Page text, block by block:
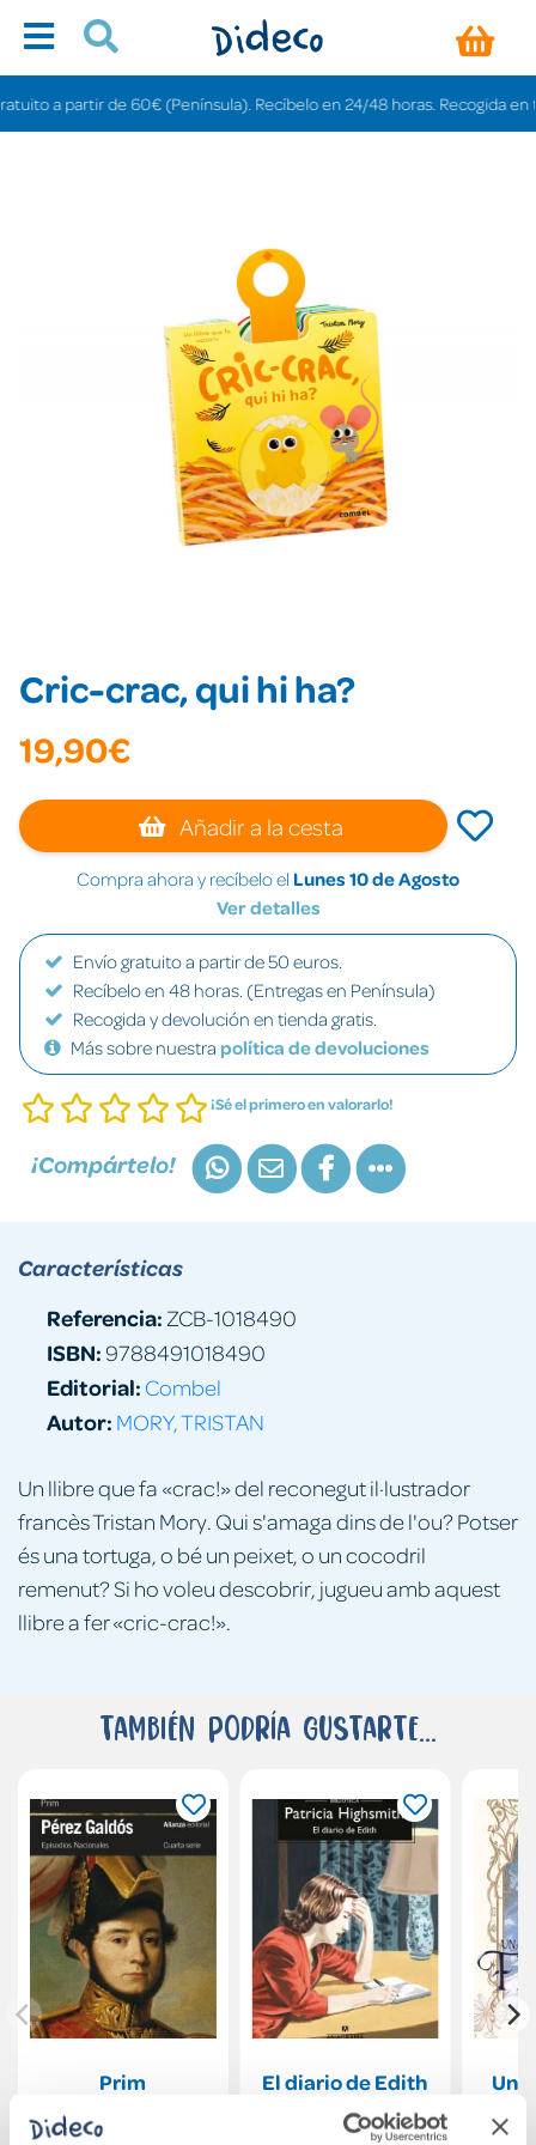
a partir de 60€ (Península). Recíbelo en 24/48 horas. Recogida en
Cric-crac, qui hi ha?
19,90€
Añadir a la cesta
Compra ahora y recíbelo el Lunes 10 de Agosto
Ver detalles
Envío gratuito a partir de 50 euros.
Recíbelo en 48 horas. (Entregas en Península)
Recogida y devolución en tienda gratis.
Más sobre nuestra política de devoluciones
¡Sé el primero en valorarlo!
¡Compártelo!
Un llibre que fa «crac!» del reconegut il·lustrador
francès Tristan Mory. Qui s'amaga dins de l'ou? Potser
és una tortuga, o bé un peixet, o un cocodril
remenut? Si ho voleu descobrir, jugueu amb aquest
llibre a fer «cric-crac!».
Características
Referencia: ZCB-1018490
ISBN:9788491018490
Editorial: Combel
Autor: MORY, TRISTAN
También podría gustarte...
Prim El diario de Edith